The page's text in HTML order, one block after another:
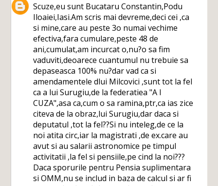
Scuze,eu sunt Bucataru Constantin,Podu
Iloaiei,Iasi.Am scris mai devreme,deci cei ,ca
si mine,care au peste 3o numai vechime
efectiva,fara cumulare,peste 48 de
ani,cumulat,am incurcat o,nu?o sa fim
vaduviti,deoarece cuantumul nu trebuie sa
depaseasca 100% nu?dar vad ca si
amendamentele dlui Milcovici ,sunt tot la fel
ca a lui Surugiu,de la federatiea "A I
CUZA",asa ca,cum o sa ramina,ptr,ca ias zice
citeva de la obraz,lui Surugiu,dar daca si
deputatul ,tot la fel??Si nu inteleg,de ce la
noi atita circ,iar la magistrati ,de ex.care au
avut si au salarii astronomice pe timpul
activitatii ,la fel si pensiile,pe cind la noi???
Daca sporurile pentru Pensia suplimentara
si OMM,nu se includ in baza de calcul si ar fi